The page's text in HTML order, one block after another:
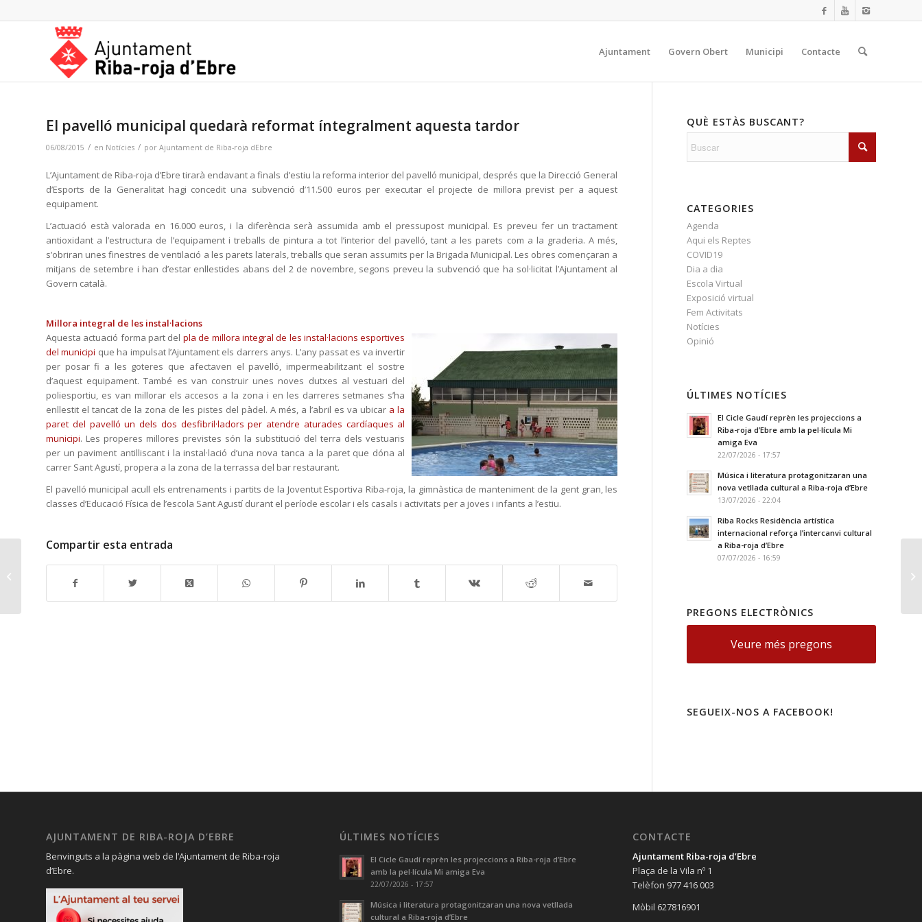
Ajuntament Govern Obert Municipi Contacte
El pavelló municipal quedarà reformat íntegralment aquesta tardor
06/08/2015 / en Notícies / por Ajuntament de Riba-roja dEbre
L’Ajuntament de Riba-roja d’Ebre tirarà endavant a finals d’estiu la reforma interior del pavelló municipal, després que la Direcció General
d’Esports de la Generalitat hagi concedit una subvenció d’11.500 euros per executar el projecte de millora previst per a aquest
equipament.
L’actuació està valorada en 16.000 euros, i la diferència serà assumida amb el pressupost municipal. Es preveu fer un tractament
antioxidant a l’estructura de l’equipament i treballs de pintura a tot l’interior del pavelló, tant a les parets com a la graderia. A més,
s’obriran unes finestres de ventilació a les parets laterals, treballs que seran assumits per la Brigada Municipal. Les obres començaran a
mitjans de setembre i han d’estar enllestides abans del 2 de novembre, segons preveu la subvenció que ha sol·licitat l’Ajuntament al
Govern català.
Millora integral de les instal·lacions
Aquesta actuació forma part del pla de millora integral de les instal·lacions esportives
del municipi que ha impulsat l’Ajuntament els darrers anys. L’any passat es va invertir
per posar fi a les goteres que afectaven el pavelló, impermeabilitzant el sostre
d’aquest equipament. També es van construir unes noves dutxes al vestuari del
poliesportiu, es van millorar els accesos a la zona i en les darreres setmanes s’ha
enllestit el tancat de la zona de les pistes del pàdel. A més, a l’abril es va ubicar a la
paret del pavelló un dels dos desfibril·ladors per atendre aturades cardíaques al
municipi. Les properes millores previstes són la substitució del terra dels vestuaris
per un paviment antilliscant i la instal·lació d’una nova tanca a la paret que dóna al
carrer Sant Agustí, propera a la zona de la terrassa del bar restaurant.
El pavelló municipal acull els entrenaments i partits de la Joventut Esportiva Riba-roja, la gimnàstica de manteniment de la gent gran, les
classes d’Educació Física de l’escola Sant Agustí durant el període escolar i els casals i activitats per a joves i infants a l’estiu.
Compartir esta entrada
QUÈ ESTÀS BUSCANT?
CATEGORIES
Agenda
Aqui els Reptes
COVID19
Dia a dia
Escola Virtual
Exposició virtual
Fem Activitats
Notícies
Opinió
ÚLTIMES NOTÍCIES
El Cicle Gaudí reprèn les projeccions a
Riba-roja d’Ebre amb la pel·lícula Mi
amiga Eva
22/07/2026 - 17:57
Música i literatura protagonitzaran una
nova vetllada cultural a Riba-roja d’Ebre
13/07/2026 - 22:04
Riba Rocks Residència artística
internacional reforça l’intercanvi cultural
a Riba-roja d’Ebre
07/07/2026 - 16:59
PREGONS ELECTRÒNICS
Veure més pregons
SEGUEIX-NOS A FACEBOOK!
AJUNTAMENT DE RIBA-ROJA D’EBRE
Benvinguts a la pàgina web de l’Ajuntament de Riba-roja
d’Ebre.
ÚLTIMES NOTÍCIES
El Cicle Gaudí reprèn les projeccions a Riba-roja d’Ebre
amb la pel·lícula Mi amiga Eva
22/07/2026 - 17:57
Música i literatura protagonitzaran una nova vetllada
cultural a Riba-roja d’Ebre
CONTACTE
Ajuntament Riba-roja d’Ebre
Plaça de la Vila nº 1
Telèfon 977 416 003
Mòbil 627816901
Oberta la inscripció a
natació en aigües
obertes pel...